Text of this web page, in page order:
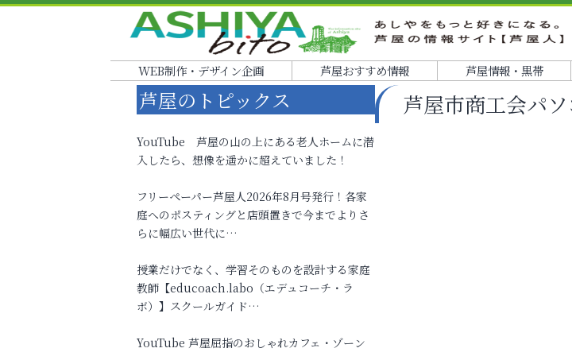
WEB制作・デザイン企画 芦屋おすすめ情報 芦屋情報・黒帯
芦屋市商工会パ
芦屋のトピックス
YouTube 芦屋の山の上にある老人ホームに潜
入したら、想像を遥かに超えていました！
フリーペーパー芦屋人2026年8月号発行！各家
庭へのポスティングと店頭置きで今までよりさ
らに幅広い世代に…
授業だけでなく、学習そのものを設計する家庭
教師【educoach.labo（エデュコーチ・ラ
ボ）】スクールガイド…
YouTube 芦屋屈指のおしゃれカフェ・ゾーン